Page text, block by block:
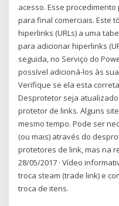
acesso. Esse
para final comerciais. Este
hiperlinks (URLs) a uma
para adicionar hiperlinks
seguida, no Serviço do
possível adicioná-los às
Verifique se ela esta
Desprotetor seja
protetor de links. Alguns
mesmo tempo. Pode ser
(ou mais) através do
protetores de link, mas na
28/05/2017 · Vídeo
troca steam (trade link) e
troca de itens.